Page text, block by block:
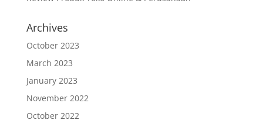
Archives
October 2023
March 2023
January 2023
November 2022
October 2022